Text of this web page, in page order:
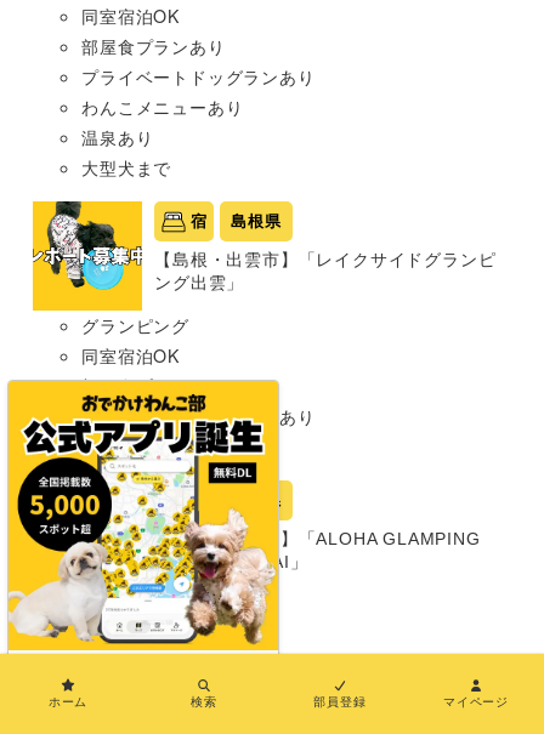
同室宿泊OK
部屋食プランあり
プライベートドッグランあり
わんこメニューあり
温泉あり
大型犬まで
宿 島根県
【島根・出雲市】「レイクサイドグランピ
ング出雲」
グランピング
同室宿泊OK
部屋食プランあり
プライベートドッグランあり
犬種条件: 要問い合わせ
宿 茨城県
【茨城・猿島郡】「ALOHA GLAMPING
RESORT SAKAI」
グランピング
同室宿泊OK
プライベートドッグランあり
ホーム 検索 部員登録 マイページ